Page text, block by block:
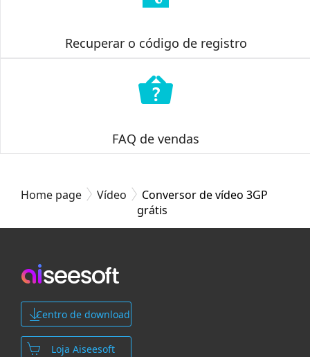
Recuperar o código de registro
FAQ de vendas
Home page Vídeo
Conversor de vídeo 3GP
grátis
Centro de download
Loja Aiseesoft